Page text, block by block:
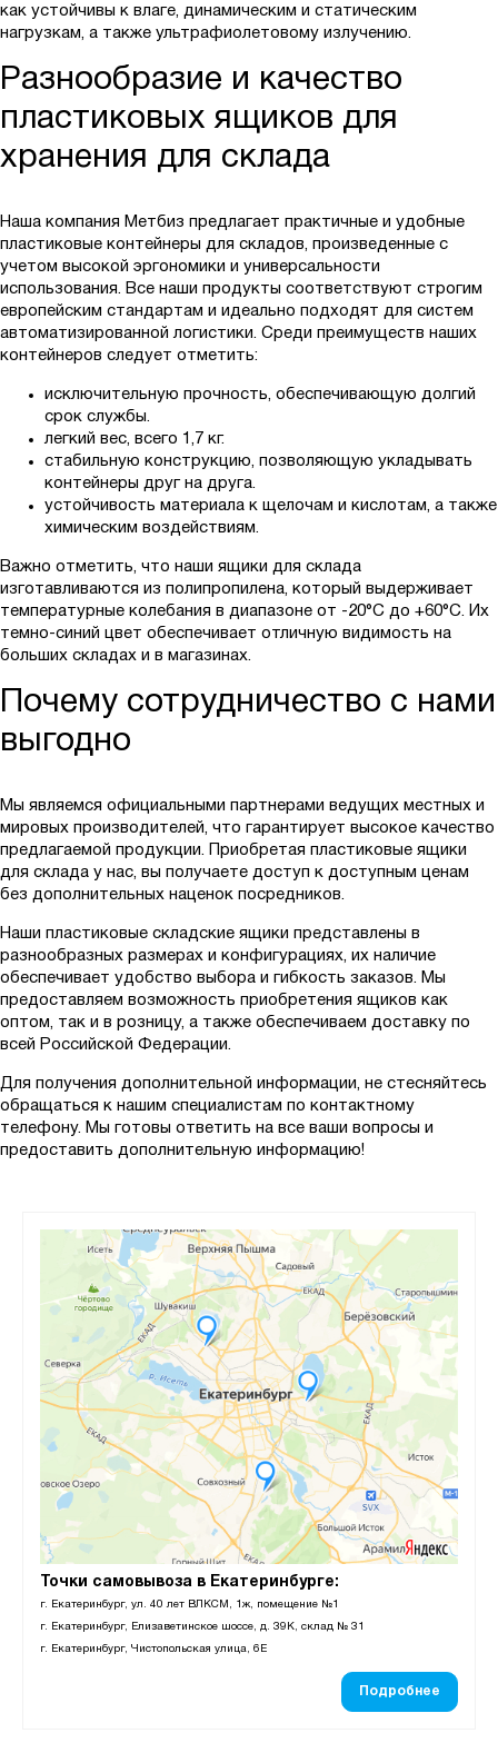
Точки самовывоза в Екатеринбурге:
г. Екатеринбург, ул. 40 лет ВЛКСМ, 1ж, помещение №1
г. Екатеринбург, Елизаветинское шоссе, д. 39К, склад № 31
г. Екатеринбург, Чистопольская улица, 6Е
Подробнее
как устойчивы к влаге, динамическим и статическим
нагрузкам, а также ультрафиолетовому излучению.
Разнообразие и качество
пластиковых ящиков для
хранения для склада
Наша компания Метбиз предлагает практичные и удобные
пластиковые контейнеры для складов, произведенные с
учетом высокой эргономики и универсальности
использования. Все наши продукты соответствуют строгим
европейским стандартам и идеально подходят для систем
автоматизированной логистики. Среди преимуществ наших
контейнеров следует отметить:
исключительную прочность, обеспечивающую долгий
срок службы.
легкий вес, всего 1,7 кг.
стабильную конструкцию, позволяющую укладывать
контейнеры друг на друга.
устойчивость материала к щелочам и кислотам, а также
химическим воздействиям.
Важно отметить, что наши ящики для склада
изготавливаются из полипропилена, который выдерживает
температурные колебания в диапазоне от -20°C до +60°C. Их
темно-синий цвет обеспечивает отличную видимость на
больших складах и в магазинах.
Почему сотрудничество с нами
выгодно
Мы являемся официальными партнерами ведущих местных и
мировых производителей, что гарантирует высокое качество
предлагаемой продукции. Приобретая пластиковые ящики
для склада у нас, вы получаете доступ к доступным ценам
без дополнительных наценок посредников.
Наши пластиковые складские ящики представлены в
разнообразных размерах и конфигурациях, их наличие
обеспечивает удобство выбора и гибкость заказов. Мы
предоставляем возможность приобретения ящиков как
оптом, так и в розницу, а также обеспечиваем доставку по
всей Российской Федерации.
Для получения дополнительной информации, не стесняйтесь
обращаться к нашим специалистам по контактному
телефону. Мы готовы ответить на все ваши вопросы и
предоставить дополнительную информацию!